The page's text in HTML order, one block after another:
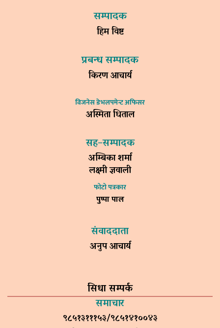
सम्पादक
हिम विष्ट
प्रबन्ध सम्पादक
किरण आचार्य
विजनेस डेभलपमेन्ट अफिसर
अस्मिता धिताल
सह–सम्पादक
अम्बिका शर्मा
लक्ष्मी ज्ञवाली
फोटो पत्रकार
पुष्पा पाल
संवाददाता
अनुप आचार्य
सिधा सम्पर्क
समाचार
९८५१३१११५३/९८५१४१००४३